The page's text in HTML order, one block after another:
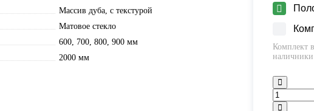
Массив дуба, с текстурой
Матовое стекло
600, 700, 800, 900 мм
2000 мм
Комплект